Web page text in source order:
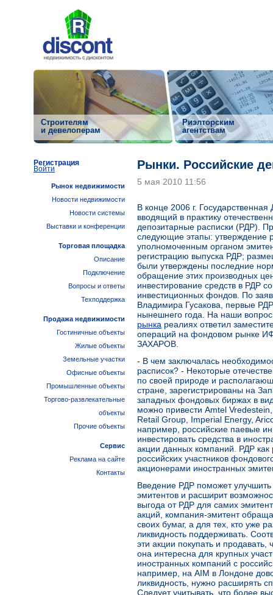
Строителям
и девелоперам
Риэлторским
агентствам
Рынки. Российские
5 мая 2010 11:56
В конце 2006 г.
вводящий в практику
депозитарные расписки (РДР).
следующие этапы: утверждение
уполномоченным органом
регистрацию выпуска РДР;
были утверждены последние
обращение этих производных
инвестирование средств в РДР
инвестиционных фондов. По
Владимира Гусакова, первые
нынешнего года. На наши
рынка реалиях ответил
операций на фондовом рынке
ЗАХАРОВ.
- В чем заключалась
расписок? - Некоторые
по своей природе и
стране, зарегистрированы на
западных фондовых биржах в
можно привести Amtel
Retail Group, Imperial Energy,
например, российские паевые
инвестировать средства в
акции данных компаний. РДР как
российских участников
акционерами иностранных
Введение РДР поможет
эмитентов и расширит
выгода от РДР для самих
акций, компания-эмитент
своих бумаг, а для тех, кто уже
ликвидность поддерживать.
эти акции покупать и
она интересна для крупных
иностранных компаний с
например, на AIM в Лондоне
ликвидность, нужно расширять
Следует учитывать, что более
Регистрация
Войти
Рынок недвижимости
Новости недвижимости
Новости системы
Выставки и конференции
Торговая площадка
Описание
Подключение
Вопросы и ответы
Техподдержка
Продажа недвижимости
Гостиничные объекты
Жилые объекты
Земельные участки
Офисные объекты
Промышленные объекты
Торгово-развлекательные
объекты
Прочие объекты
Сервис
Реклама на сайте
Контакты